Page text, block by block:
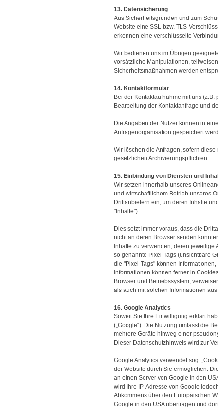
13. Datensicherung
Aus Sicherheitsgründen und zum
Website eine SSL-bzw. TLS-
erkennen eine verschlüsselte
Wir bedienen uns im Übrigen
vorsätzliche Manipulationen,
Sicherheitsmaßnahmen werden
14. Kontaktformular
Bei der Kontaktaufnahme mit uns
Bearbeitung der Kontaktanfrage und
Die Angaben der Nutzer können in
Anfragenorganisation gespeichert
Wir löschen die Anfragen, sofern
gesetzlichen Archivierungspflichten.
15. Einbindung von Diensten und
Wir setzen innerhalb unseres
und wirtschaftlichem Betrieb unseres
Drittanbietern ein, um deren Inhalte
"Inhalte").
Dies setzt immer voraus, dass die
nicht an deren Browser senden
Inhalte zu verwenden, deren jeweilige
so genannte Pixel-Tags (unsichtbare
die "Pixel-Tags" können
Informationen können ferner in
Browser und Betriebssystem,
als auch mit solchen Informationen
16. Google Analytics
Soweit Sie Ihre Einwilligung erklärt
(„Google“). Die Nutzung umfasst die
mehrere Geräte hinweg einer
Dieser Datenschutzhinweis wird zur
Google Analytics verwendet sog.
der Website durch Sie ermöglichen.
an einen Server von Google in den
wird Ihre IP-Adresse von Google
Abkommens über den Europäischen
Google in den USA übertragen und